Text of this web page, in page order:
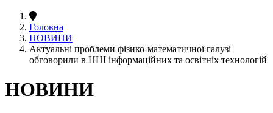
Головна
НОВИНИ
Актуальні проблеми фізико-математичної галузі
обговорили в ННІ інформаційних та освітніх технологій
НОВИНИ